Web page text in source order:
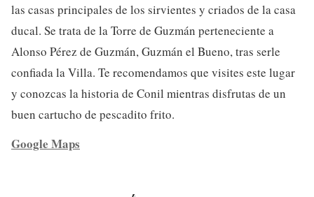
las casas principales de los sirvientes y criados de la casa
ducal. Se trata de la Torre de Guzmán perteneciente a
Alonso Pérez de Guzmán, Guzmán el Bueno, tras serle
confiada la Villa. Te recomendamos que visites este lugar
y conozcas la historia de Conil mientras disfrutas de un
buen cartucho de pescadito frito.
Google Maps